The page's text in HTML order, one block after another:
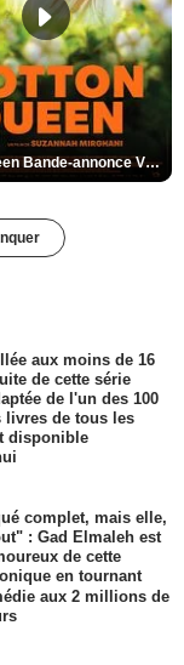
Cotton Queen Bande-annonce VO STFR
aux moins de 16
de cette série
de l'un des 100
livres de tous les
disponible
complet, mais elle,
: Gad Elmaleh est
de cette
en tournant
aux 2 millions de